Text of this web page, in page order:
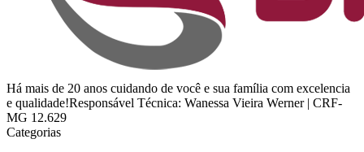
Há mais de 20 anos cuidando de você e sua família com excelencia
e qualidade!Responsável Técnica: Wanessa Vieira Werner | CRF-
MG 12.629
Categorias